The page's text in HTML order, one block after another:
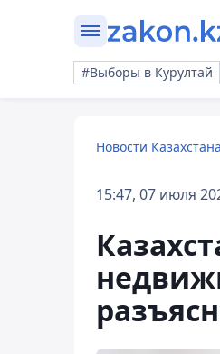
#Выборы в Курултай
Новости
15:47, 07 июля